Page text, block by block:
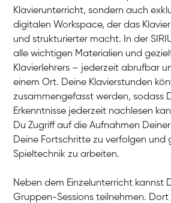
Klavier / Piano / Flügel
Klavier / Piano / Flügel
Hannes
Klavier / Piano / Flügel
Klavier / Piano / Flügel
Klavierunterricht, sondern auch
digitalen Workspace, der das
und strukturierter macht. In der
alle wichtigen Materialien und
Klavierlehrers – jederzeit abrufbar
einem Ort. Deine Klavierstunden
zusammengefasst werden, sodass
Erkenntnisse jederzeit nachlesen
Du Zugriff auf die Aufnahmen Deiner
Deine Fortschritte zu verfolgen und
Spieltechnik zu arbeiten.
Neben dem Einzelunterricht kannst
Gruppen-Sessions teilnehmen.